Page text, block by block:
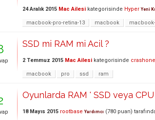
24 Aralık 2015 Mac Ailesi kategorisinde Hyper Yeni
macbook-pro-retina-13 macbook
SSD mi RAM mi Acil ?
2 Temmuz 2015 Mac Ailesi kategorisinde crashone
macbook pro ssd ram
Oyunlarda RAM ' SSD veya
18 Mayıs 2015 rootbase Yardımcı (780 puan)